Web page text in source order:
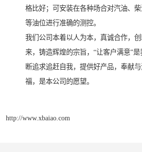
格比好；可安装在各种场合对汽油、
等油位进行准确的测控。
我们公司本着以人为本，真诚合作，
来，铸造辉煌的宗旨，“让客户满意”
断追求追赶自我，提供好产品，奉献
福，是本公司的愿望。
http://www.xbaiao.com